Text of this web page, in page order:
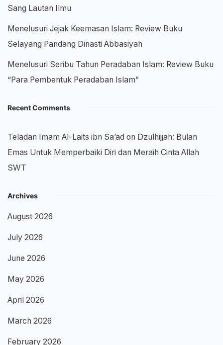
Sang Lautan Ilmu
Menelusuri Jejak Keemasan Islam: Review Buku
Selayang Pandang Dinasti Abbasiyah
Menelusuri Seribu Tahun Peradaban Islam: Review Buku
“Para Pembentuk Peradaban Islam”
Recent Comments
Teladan Imam Al-Laits ibn Sa’ad on Dzulhijjah: Bulan
Emas Untuk Memperbaiki Diri dan Meraih Cinta Allah
SWT
Archives
August 2026
July 2026
June 2026
May 2026
April 2026
March 2026
February 2026